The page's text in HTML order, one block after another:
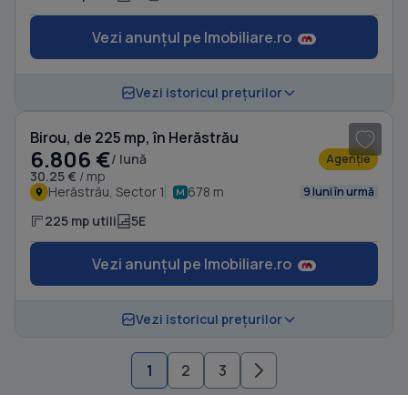
Vezi anunțul pe Imobiliare.ro
Vezi istoricul prețurilor
Birou, de 225 mp, în Herăstrău
6.806 €/ lună
30.25 € / mp
Agenție
Herăstrău, Sector 1 678 m 9 luni în urmă
225 mp utili 5E
Vezi anunțul pe Imobiliare.ro
Vezi istoricul prețurilor
1 2 3